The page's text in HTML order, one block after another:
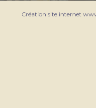
Création site internet